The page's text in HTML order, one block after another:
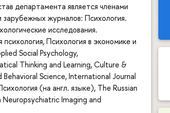
департамента является членами
журналов: Психология.
исследования.
Психология в экономике и
Social Psychology,
Thinking and Learning, Culture &
Science, International Journal
(на англ. языке), The Russian
Imaging and